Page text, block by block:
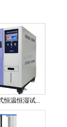
恒温恒湿试...